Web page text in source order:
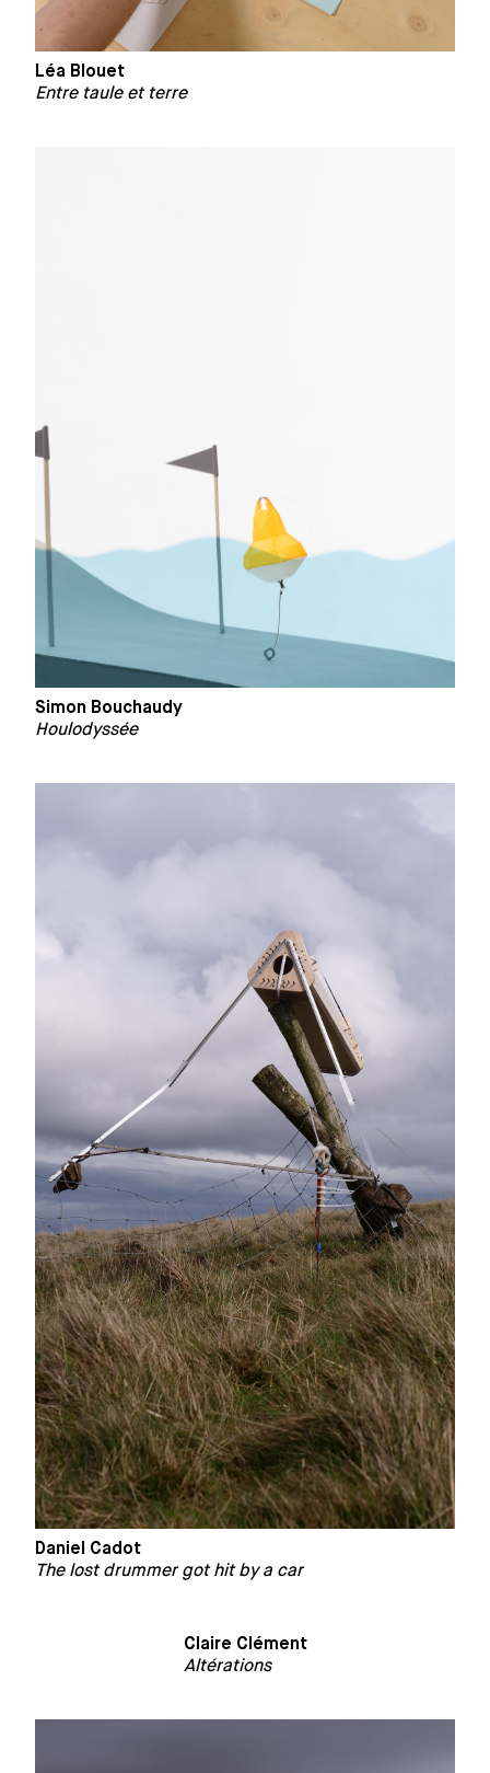
Léa Blouet
Entre taule et terre
Simon Bouchaudy
Houlodyssée
Daniel Cadot
The lost drummer got hit by a car
Claire Clément
Altérations